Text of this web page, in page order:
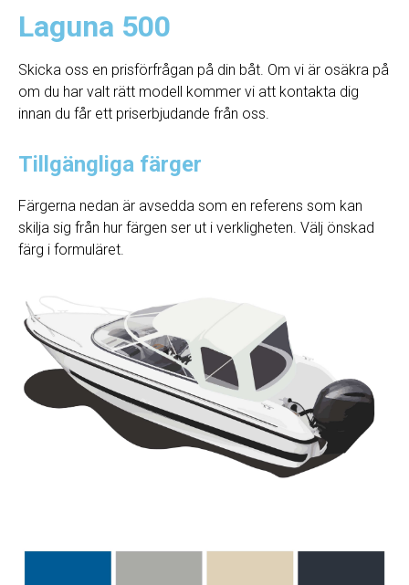
Laguna 500
Skicka oss en prisförfrågan på din båt. Om vi ​​är osäkra på
om du har valt rätt modell kommer vi att kontakta dig
innan du får ett priserbjudande från oss.
Tillgängliga färger
Färgerna nedan är avsedda som en referens som kan
skilja sig från hur färgen ser ut i verkligheten. Välj önskad
färg i formuläret.